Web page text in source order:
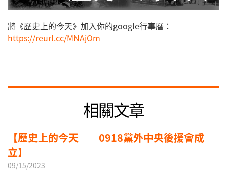
將《歷史上的今天》加入你的google行事曆：
https://reurl.cc/MNAjOm
相關文章
【歷史上的今天——0918黨外中央後援會成
立】
09/15/2023